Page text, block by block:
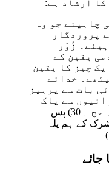
کا ارشاد ہے:
چاہیئے جو وہ
پروردگار
زُوْر
یقین کے
چیز کا یقین
خدائے
بات سے پرہیز
سے پاک
رکھو اور شرک نہ کرو۔ (سورہ حج ۔ 30) پس
کے ہم پلہ
جائے